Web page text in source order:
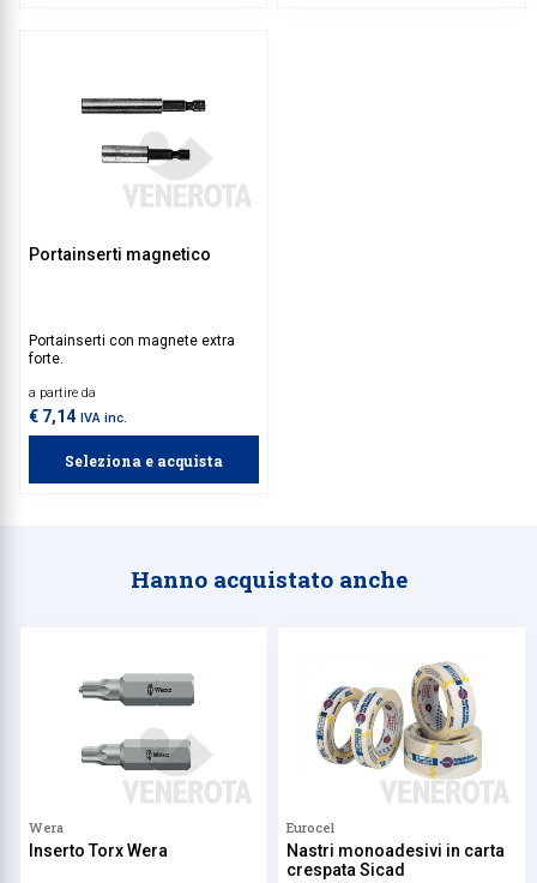
Portainserti magnetico
Portainserti con magnete extra
forte.
a partire da
€ 7,14 IVA inc.
Seleziona e acquista
Hanno acquistato anche
Wera
Inserto Torx Wera
Eurocel
Nastri monoadesivi in carta
crespata Sicad